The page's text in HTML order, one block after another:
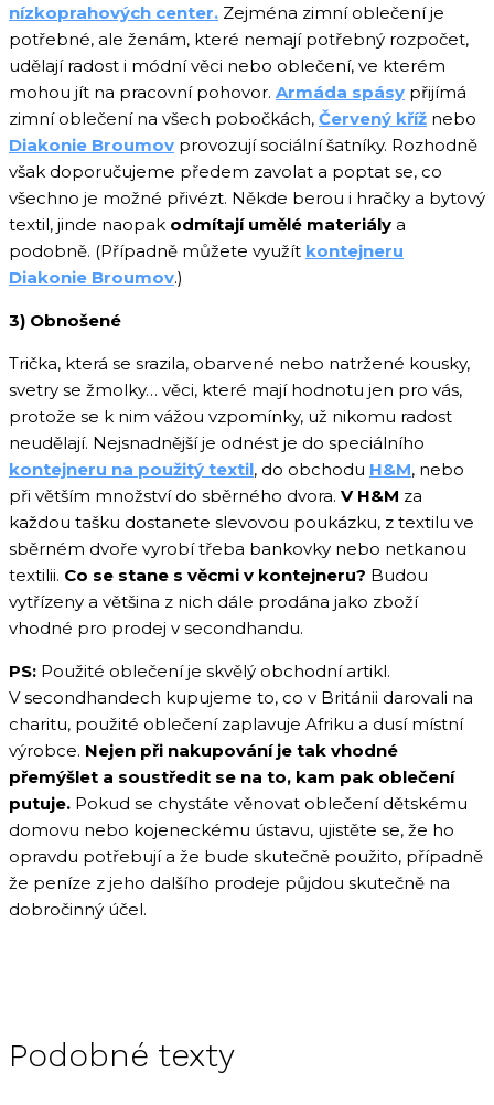
nízkoprahových center. Zejména zimní oblečení je
potřebné, ale ženám, které nemají potřebný rozpočet,
udělají radost i módní věci nebo oblečení, ve kterém
mohou jít na pracovní pohovor. Armáda spásy přijímá
zimní oblečení na všech pobočkách, Červený kříž nebo
Diakonie Broumov provozují sociální šatníky. Rozhodně
však doporučujeme předem zavolat a poptat se, co
všechno je možné přivézt. Někde berou i hračky a bytový
textil, jinde naopak odmítají umělé materiály a
podobně. (Případně můžete využít kontejneru
Diakonie Broumov.)
3) Obnošené
Trička, která se srazila, obarvené nebo natržené kousky,
svetry se žmolky… věci, které mají hodnotu jen pro vás,
protože se k nim vážou vzpomínky, už nikomu radost
neudělají. Nejsnadnější je odnést je do speciálního
kontejneru na použitý textil, do obchodu H&M, nebo
při větším množství do sběrného dvora. V H&M za
každou tašku dostanete slevovou poukázku, z textilu ve
sběrném dvoře vyrobí třeba bankovky nebo netkanou
textilii. Co se stane s věcmi v kontejneru? Budou
vytřízeny a většina z nich dále prodána jako zboží
vhodné pro prodej v secondhandu.
PS: Použité oblečení je skvělý obchodní artikl.
V secondhandech kupujeme to, co v Británii darovali na
charitu, použité oblečení zaplavuje Afriku a dusí místní
výrobce. Nejen při nakupování je tak vhodné
přemýšlet a soustředit se na to, kam pak oblečení
putuje. Pokud se chystáte věnovat oblečení dětskému
domovu nebo kojeneckému ústavu, ujistěte se, že ho
opravdu potřebují a že bude skutečně použito, případně
že peníze z jeho dalšího prodeje půjdou skutečně na
dobročinný účel.
Podobné texty